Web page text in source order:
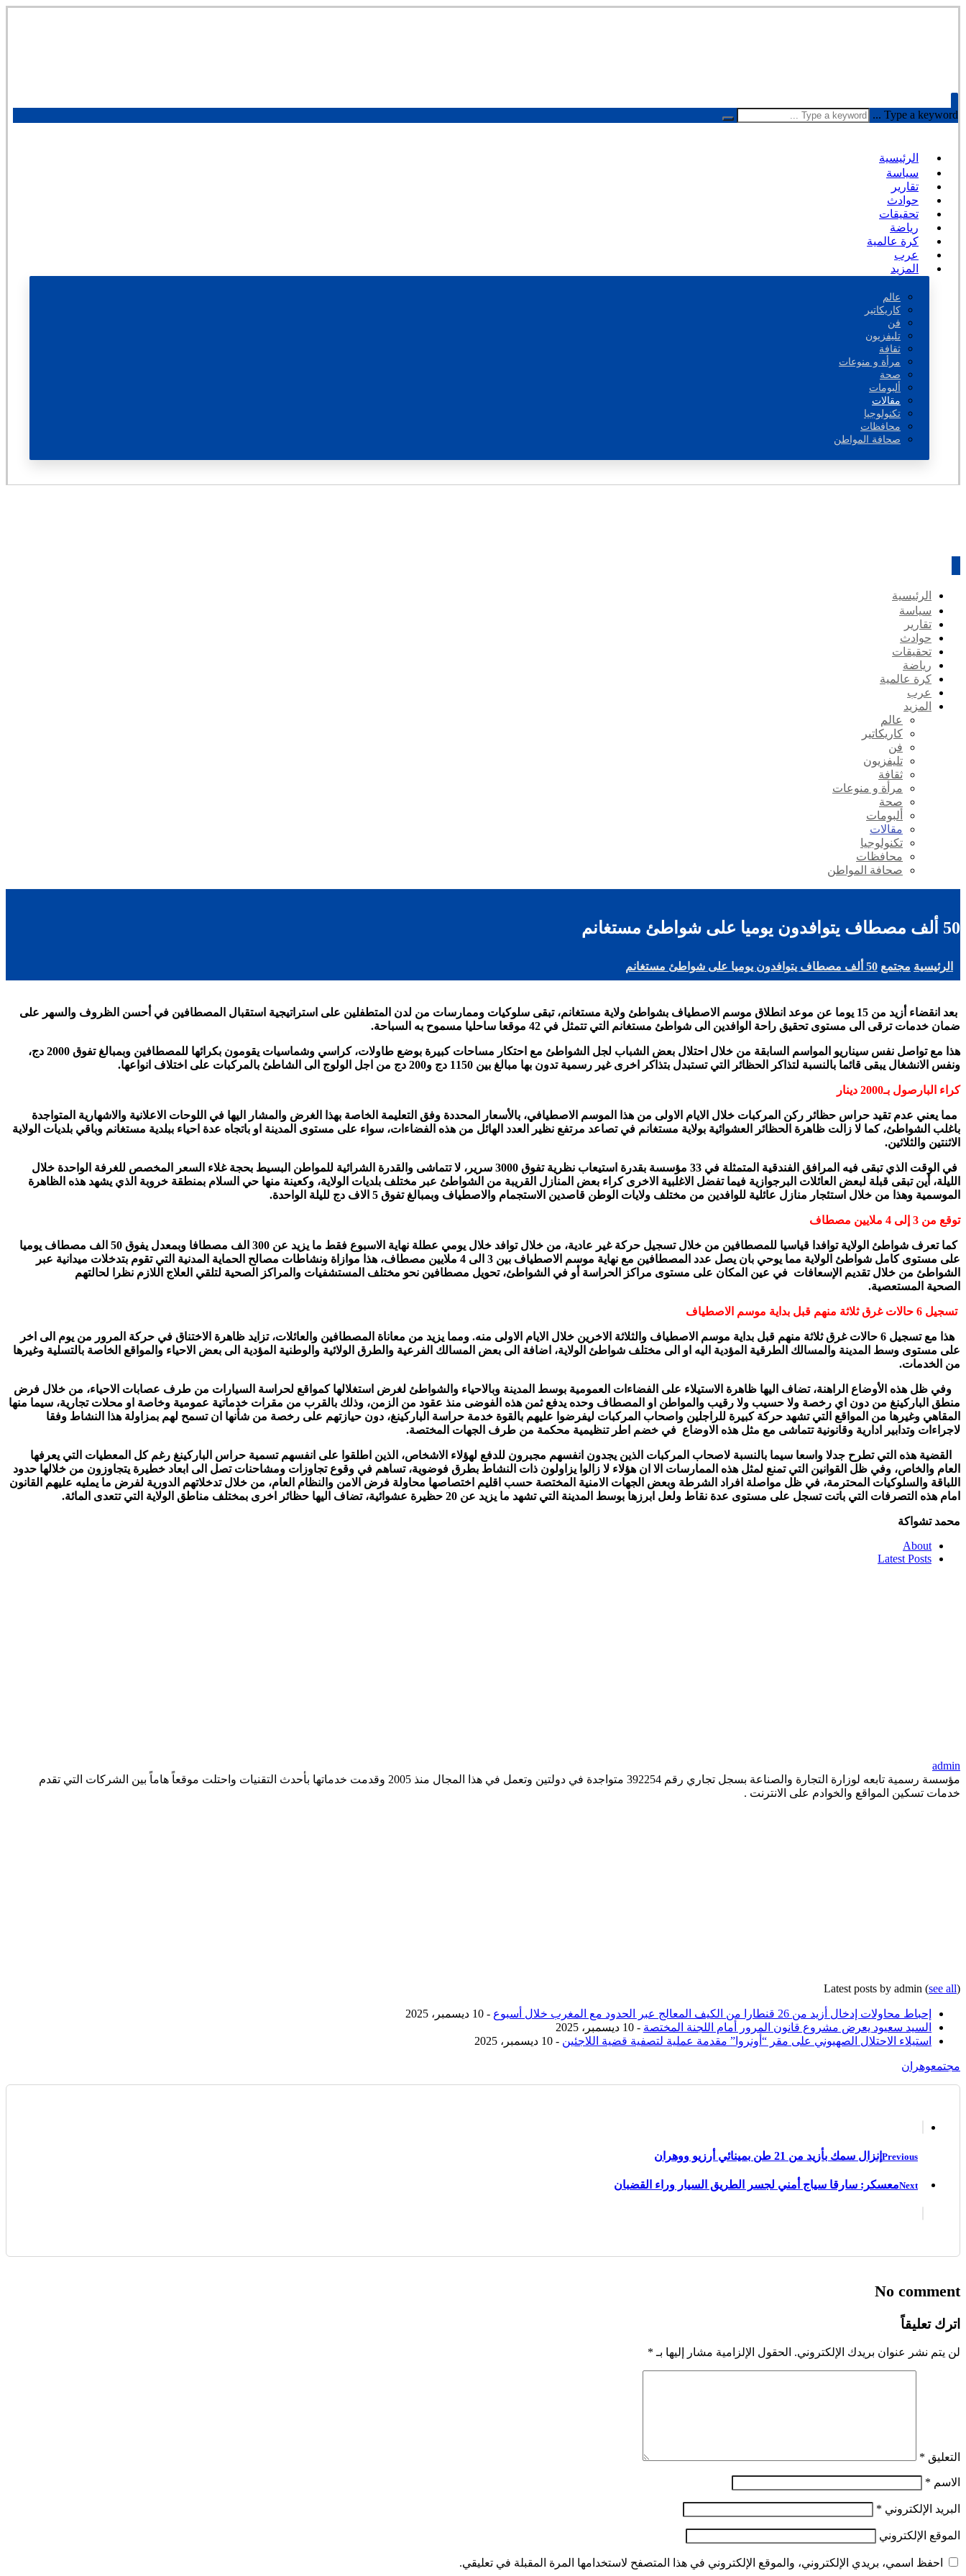
Type a keyword ...
الرئيسية
سياسة
تقارير
حوادث
تحقيقات
رياضة
كرة عالمية
عرب
المزيد
عالم
كاريكاتير
فن
تليفزيون
ثقافة
مرأة و منوعات
صحة
ألبومات
مقالات
تكنولوجيا
محافظات
صحافة المواطن
الرئيسية
سياسة
تقارير
حوادث
تحقيقات
رياضة
كرة عالمية
عرب
المزيد
عالم
كاريكاتير
فن
تليفزيون
ثقافة
مرأة و منوعات
صحة
ألبومات
مقالات
تكنولوجيا
محافظات
صحافة المواطن
50 ألف مصطاف يتوافدون يوميا على شواطئ مستغانم
الرئيسية مجتمع 50 ألف مصطاف يتوافدون يوميا على شواطئ مستغانم
بعد انقضاء أزيد من 15 يوما عن موعد انطلاق موسم الاصطياف بشواطئ ولاية مستغانم، تبقى سلوكيات وممارسات من لدن المتطفلين على استراتيجية استقبال المصطافين في أحسن الظروف والسهر على
ضمان خدمات ترقى الى مستوى تحقيق راحة الوافدين الى شواطئ مستغانم التي تتمثل في 42 موقعا ساحليا مسموح به السباحة.
هذا مع تواصل نفس سيناريو المواسم السابقة من خلال احتلال بعض الشباب لجل الشواطئ مع احتكار مساحات كبيرة بوضع طاولات، كراسي وشماسيات يقومون بكرائها للمصطافين وبمبالغ تفوق 2000 دج،
ونفس الانشغال يبقى قائما بالنسبة لتذاكر الحظائر التي تستبدل بتذاكر اخرى غير رسمية تدون بها مبالغ بين 1150 دج و200 دج من اجل الولوج الى الشاطئ بالمركبات على اختلاف انواعها.
كراء البارصول بـ2000 دينار
مما يعني عدم تقيد حراس حظائر ركن المركبات خلال الايام الاولى من هذا الموسم الاصطيافي، بالأسعار المحددة وفق التعليمة الخاصة بهذا الغرض والمشار اليها في اللوحات الاعلانية والاشهارية المتواجدة
باغلب الشواطئ، كما ل ا زالت ظاهرة الحظائر العشوائية بولاية مستغانم في تصاعد مرتفع نظير العدد الهائل من هذه الفضاءات، سواء على مستوى المدينة او باتجاه عدة احياء ببلدية مستغانم وباقي بلديات الولاية
الاثنتين والثلاثين.
في الوقت الذي تبقى فيه المرافق الفندقية المتمثلة في 33 مؤسسة بقدرة استيعاب نظرية تفوق 3000 سرير، لا تتماشى والقدرة الشرائية للمواطن البسيط بحجة غلاء السعر المخصص للغرفة الواحدة خلال
الليلة، أين تبقى قبلة لبعض العائلات البرجوازية فيما تفضل الاغلبية الاخرى كراء بعض المنازل القريبة من الشواطئ عبر مختلف بلديات الولاية، وكعينة منها حي السلام بمنطقة خروبة الذي يشهد هذه الظاهرة
الموسمية وهذا من خلال استئجار منازل عائلية للوافدين من مختلف ولايات الوطن قاصدين الاستجمام والاصطياف وبمبالغ تفوق 5 الاف دج لليلة الواحدة.
توقع من 3 إلى 4 ملايين مصطاف
ك
ما تعرف شواطئ الولاية توافدا قياسيا للمصطافين من خلال تسجيل حركة غير عادية، من خلال توافد خلال يومي عطلة نهاية الاسبوع فقط ما يزيد عن 300 الف مصطافا وبمعدل يفوق 50 الف مصطاف يوميا
على مستوى كامل شواطئ الولاية مما يوحي بان يصل عدد المصطافين مع نهاية موسم الاصطياف بين 3 الى 4 ملايين مصطاف، هذا موازاة ونشاطات مصالح الحماية المدنية التي تقوم بتدخلات ميدانية عبر
الشواطئ من خلال تقديم الإسعافات في عين المكان على مستوى مراكز الحراسة أو في الشواطئ، تحويل مصطافين نحو مختلف المستشفيات والمراكز الصحية لتلقي العلاج اللازم نظرا لحالتهم
الصحية المستعصية.
تسجيل 6 حالات غرق ثلاثة منهم قبل بداية موسم الاصطياف
هذا مع تسجيل 6 حالات غرق ثلاثة منهم قبل بداية موسم الاصطياف والثلاثة الاخرين خلال الايام الاولى منه.
ومما يزيد من معاناة المصطافين والعائلات، تزايد ظاهرة الاختناق في حركة المرور من يوم الى اخر
على مستوى وسط المدينة والمسالك الطرقية المؤدية اليه او الى مختلف شواطئ الولاية، اضافة الى بعض المسالك الفرعية والطرق الولائية والوطنية المؤدية الى بعض الاحياء والمواقع الخاصة بالتسلية وغيرها
من الخدمات.
وفي ظل هذه الأوضاع الراهنة، تضاف اليها ظاهرة الاستيلاء على الفضاءات العمومية بوسط المدينة وبالاحياء والشواطئ لغرض استغلالها كمواقع لحراسة السيارات من طرف عصابات الاحياء، من خلال فرض
منطق الباركينغ من دون اي رخصة ولا حسيب ولا رقيب والمواطن او المصطاف وحده يدفع ثمن هذه الفوضى منذ عقود من الزمن، وذلك بالقرب من مقرات خدماتية عمومية وخاصة او محلات تجارية، سيما منها
المقاهي وغيرها من المواقع التي تشهد حركة كبيرة للراجلين واصحاب المركبات ليفرضوا عليهم بالقوة خدمة حراسة الباركينغ، دون حيازتهم على رخصة من شأنها ان تسمح لهم بمزاولة هذا النشاط وفقا
لاجراءات وتدابير ادارية وقانونية تتماشى مع مثل هذه الاوضاع في خضم اطر تنظيمية محكمة من طرف الجهات المختصة.
القضية هذه التي تطرح جدلا واسعا سيما بالنسبة لاصحاب المركبات الذين يجدون انفسهم مجبرون للدفع لهؤلاء الاشخاص، الذين اطلقوا على انفسهم تسمية حراس الباركينغ رغم كل المعطيات التي يعرفها
العام والخاص، وفي ظل القوانين التي تمنع لمثل هذه الممارسات الا ان هؤلاء لا زالوا يزاولون ذات النشاط بطرق فوضوية، تساهم في وقوع تجاوزات ومشاحنات تصل الى ابعاد خطيرة يتجاوزون من خلالها حدود
اللباقة والسلوكيات المحترمة، في ظل مواصلة افراد الشرطة وبعض الجهات الامنية المختصة حسب اقليم اختصاصها محاولة فرض الامن والنظام العام، من خلال تدخلاتهم الدورية لفرض ما يمليه عليهم القانون
امام هذه التصرفات التي باتت تسجل على مستوى عدة نقاط ولعل ابرزها بوسط المدينة التي تشهد ما يزيد عن 20 حظيرة عشوائية، تضاف اليها حظائر اخرى بمختلف مناطق الولاية التي تتعدى المائة.
محمد تشواكة
About
Latest Posts
admin
مؤسسة رسمية تابعه لوزارة التجارة والصناعة بسجل تجاري رقم 392254 متواجدة في دولتين وتعمل في هذا المجال منذ 2005 وقدمت خدماتها بأحدث التقنيات واحتلت موقعاً هاماً بين الشركات التي تقدم
خدمات تسكين المواقع والخوادم على الانترنت .
Latest posts by admin (see all)
إحباط محاولات إدخال أزيد من 26 قنطارا من الكيف المعالج عبر الحدود مع المغرب خلال أسبوع
- 10 ديسمبر، 2025
السيد سعيود يعرض مشروع قانون المرور أمام اللجنة المختصة - 10 ديسمبر، 2025
استيلاء الاحتلال الصهيوني على مقر “أونروا” مقدمة عملية لتصفية قضية اللاجئين - 10 ديسمبر، 2025
مجتمعوهران
Previous إنزال سمك بأزيد من 21 طن بمينائي أرزيو ووهران
Nextمعسكر: سارقا سياج أمني لجسر الطريق السيار وراء القضبان
No comment
اترك تعليقاً
لن يتم نشر عنوان بريدك الإلكتروني. الحقول الإلزامية مشار إليها بـ *
التعليق *
الاسم *
البريد الإلكتروني *
الموقع الإلكتروني
احفظ اسمي، بريدي الإلكتروني، والموقع الإلكتروني في هذا المتصفح لاستخدامها المرة المقبلة في تعليقي.